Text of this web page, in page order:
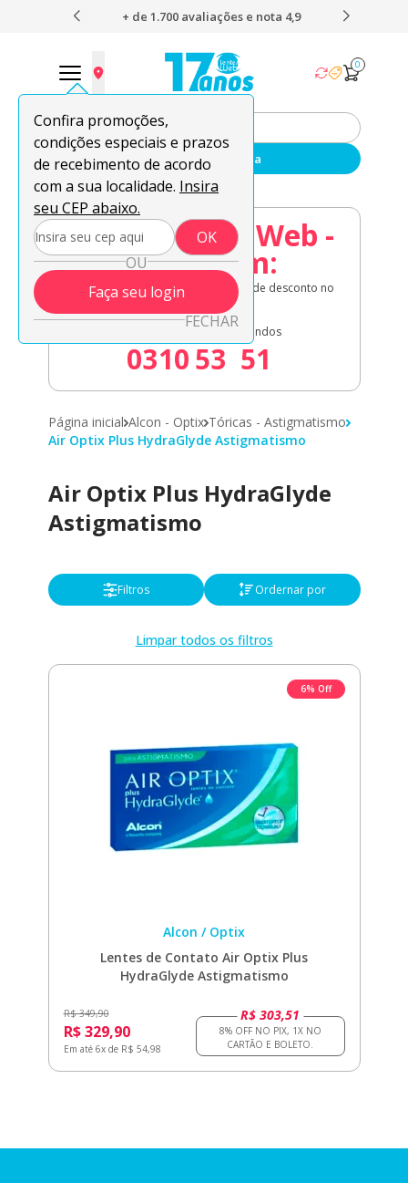
e nota 4,9 O envio mais rápido do Brasil
Confira promoções,
condições especiais e prazos
de recebimento de acordo
com a sua localidade. Insira
seu CEP abaixo.
OK
OU
Faça seu login
FECHAR
0
Enviar sua receita
08.08 Lentes Web -
Acaba em:
Lentes de contato em oferta + 8% de desconto no
03
Horas
10
Minutos
53
Segundos
51
Página inicial Alcon - Optix Tóricas - Astigmatismo
Air Optix Plus HydraGlyde Astigmatismo
Air Optix Plus HydraGlyde
Astigmatismo
Filtros Ordernar por
Limpar todos os filtros
6% Off
Alcon / Optix
Lentes de Contato Air Optix Plus
HydraGlyde Astigmatismo
R$ 349,90
R$ 329,90
Em até 6x de R$ 54,98
R$ 303,51